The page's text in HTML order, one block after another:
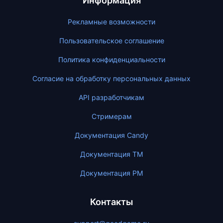
Рекламные возможности
Пользовательское соглашение
Политика конфиденциальности
Согласие на обработку персональных данных
API разработчикам
Стримерам
Документация Candy
Документация ТМ
Документация PM
Контакты